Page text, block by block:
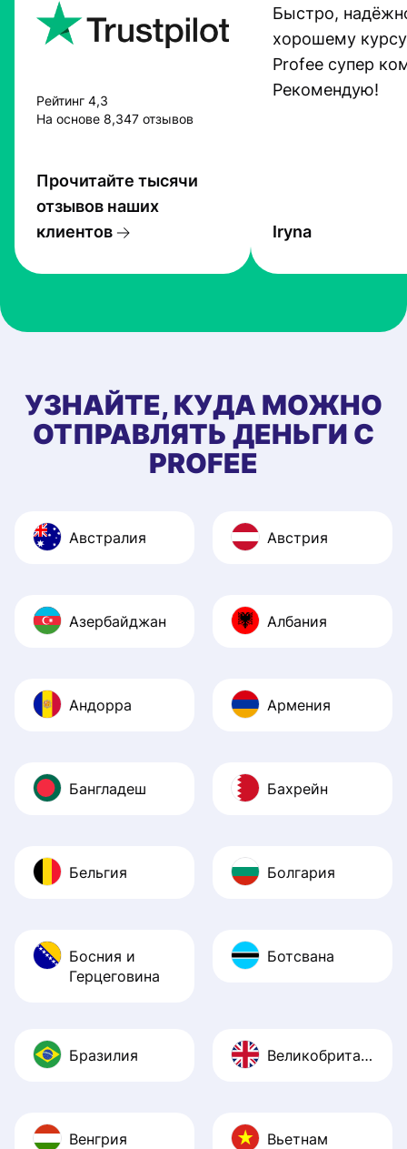
Рейтинг 4,3
На основе 8,347 отзывов
Прочитайте тысячи
отзывов наших
клиентов
Быстро,
хорошему
Profee супер
Рекомендую!
Iryna
УЗНАЙТЕ, КУДА МОЖНО
ОТПРАВЛЯТЬ ДЕНЬГИ С
PROFEE
Австралия Австрия
Азербайджан Албания
Андорра Армения
Бангладеш Бахрейн
Бельгия Болгария
Босния и
Герцеговина
Ботсвана
Бразилия Великобритания
Венгрия Вьетнам